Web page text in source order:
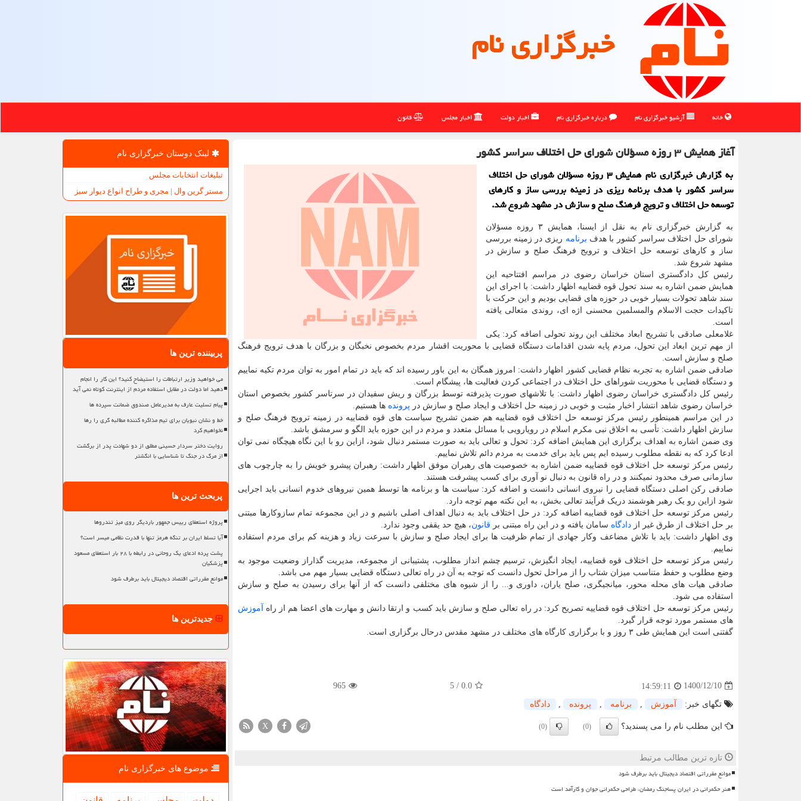
خبرگزاری نام
خانه آرشیو خبرگزاری نام درباره خبرگزاری نام اخبار دولت اخبار مجلس قانون
آغاز همایش ۳ روزه مسؤلان شورای حل اختلاف سراسر کشور
به گزارش خبرگزاری نام همایش ۳ روزه مسؤلان شورای حل اختلاف
سراسر کشور با هدف برنامه ریزی در زمینه بررسی ساز و کارهای
توسعه حل اختلاف و ترویج فرهنگ صلح و سازش در مشهد شروع شد.
به گزارش خبرگزاری نام به نقل از ایسنا، همایش ۳ روزه مسؤلان
شورای حل اختلاف سراسر کشور با هدف برنامه ریزی در زمینه بررسی
ساز و کارهای توسعه حل اختلاف و ترویج فرهنگ صلح و سازش در
مشهد شروع شد.
رئیس کل دادگستری استان خراسان رضوی در مراسم افتتاحیه این
همایش ضمن اشاره به سند تحول قوه قضاییه اظهار داشت: با اجرای این
سند شاهد تحولات بسیار خوبی در حوزه های قضایی بودیم و این حرکت با
تاکیدات حجت الاسلام والمسلمین محسنی اژه ای، روندی متعالی یافته
است.
غلامعلی صادقی با تشریح ابعاد مختلف این روند تحولی اضافه کرد: یکی
از مهم ترین ابعاد این تحول، مردم پایه شدن اقدامات دستگاه قضایی با محوریت اقشار مردم بخصوص نخبگان و بزرگان با هدف ترویج فرهنگ
صلح و سازش است.
صادقی ضمن اشاره به تجربه نظام قضایی کشور اظهار داشت: امروز همگان به این باور رسیده اند که باید در تمام امور به توان مردم تکیه نماییم
و دستگاه قضایی با محوریت شوراهای حل اختلاف در اجتماعی کردن فعالیت ها، پیشگام است.
رئیس کل دادگستری خراسان رضوی اظهار داشت: با تلاشهای صورت پذیرفته توسط بزرگان و ریش سفیدان در سرتاسر کشور بخصوص استان
خراسان رضوی شاهد انتشار اخبار مثبت و خوبی در زمینه حل اختلاف و ایجاد صلح و سازش در پرونده ها هستیم.
در این مراسم همینطور رئیس مرکز توسعه حل اختلاف قوه قضاییه هم ضمن تشریح سیاست های قوه قضاییه در زمینه ترویج فرهنگ صلح و
سازش اظهار داشت: تأسی به اخلاق نبی مکرم اسلام در رویارویی با مسائل متعدد و مردم در این حوزه باید الگو و سرمشق باشد.
وی ضمن اشاره به اهداف برگزاری این همایش اضافه کرد: تحول و تعالی باید به صورت مستمر دنبال شود، ازاین رو با این نگاه هیچگاه نمی توان
ادعا کرد که به نقطه مطلوب رسیده ایم پس باید برای خدمت به مردم دائم تلاش نماییم.
رئیس مرکز توسعه حل اختلاف قوه قضاییه ضمن اشاره به خصوصیت های رهبران موفق اظهار داشت: رهبران پیشرو خویش را به چارچوب های
سازمانی صرف محدود نمیکنند و در راه قانون به دنبال نو آوری برای کسب پیشرفت هستند.
صادقی رکن اصلی دستگاه قضایی را نیروی انسانی دانست و اضافه کرد: سیاست ها و برنامه ها توسط همین نیروهای خدوم انسانی باید اجرایی
شود ازاین رو یک رهبر هوشمند دریک فرآیند تعالی بخش، به این نکته مهم توجه دارد.
رئیس مرکز توسعه حل اختلاف قوه قضایبه اضافه کرد: در حل اختلاف باید به دنبال اهداف اصلی باشیم و در این مجموعه تمام سازوکارها مبتنی
بر حل اختلاف از طرق غیر از دادگاه سامان یافته و در این راه مبتنی بر قانون، هیچ حد یقفی وجود ندارد.
وی اظهار داشت: باید با تلاش مضاعف وکار جهادی از تمام ظرفیت ها برای ایجاد صلح و سازش با سرعت زیاد و هزینه کم برای مردم استفاده
نماییم.
رئیس مرکز توسعه حل اختلاف قوه قضاییه، ایجاد انگیزش، ترسیم چشم انداز مطلوب، پشتیبانی از مجموعه، مدیریت گذاراز وضعیت موجود به
وضع مطلوب و حفظ متناسب میزان شتاب را از مراحل تحول دانست که توجه به آن در راه تعالی دستگاه قضایی بسیار مهم می باشد.
صادقی هیات های محله محور، میانجیگری، صلح یاران، داوری و... را از شیوه های مختلفی دانست که از آنها برای رسیدن به صلح و سازش
استفاده می شود.
رئیس مرکز توسعه حل اختلاف قوه قضاییه تصریح کرد: در راه تعالی صلح و سازش باید کسب و ارتقا دانش و مهارت های اعضا هم از راه
آموزش
های مستمر مورد توجه قرار گیرد.
گفتنی است این همایش طی ۳ روز و با برگزاری کارگاه های مختلف در مشهد مقدس درحال برگزاری است.
1400/12/10
14:59:11
0.0
/
5
965
تگهای خبر: آموزش برنامه پرونده دادگاه
این مطلب نام را می پسندید؟ (0)
(0)
X
تازه ترین مطالب مرتبط
موانع مقرراتی اقتصاد دیجیتال باید برطرف شود
هنر حکمرانی در ایران پساجنگ رمضان، طراحی حکمرانی جوان و کارآمد است
لینک دوستان خبرگزاری نام
تبلیغات انتخابات مجلس
مستر گرین وال | مجری و طراح انواع دیوار سبز
پربیننده ترین ها
می خواهید وزیر ارتباطات را استیضاح کنید؟ این کار را انجام
دهید اما دولت در مقابل استفاده مردم از اینترنت کوتاه نمی آید
پیام تسلیت عارف به مدیرعامل صندوق ضمانت سپرده ها
خط و نشان نبویان برای تیم مذاکره کننده مطالبه گری را رها
نخواهیم کرد
روایت دختر سردار حسینی مطلق از دو شهادت پدر از برگشت
از مرگ در جنگ تا شناسایی با انگشتر
پربحث ترین ها
پروژه استعفای رییس جمهور باردیگر روی میز تندروها
آیا تسلط ایران بر تنگه هرمز تنها با قدرت نظامی میسر است؟
پشت پرده ادعای یک روحانی در رابطه با ۲۸ بار استعفای مسعود
پزشکیان
موانع مقرراتی اقتصاد دیجیتال باید برطرف شود
جدیدترین ها
موضوع های خبرگزاری نام